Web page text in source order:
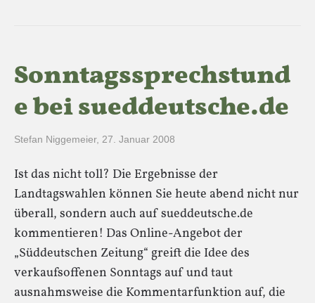
Sonntagssprechstund
e bei sueddeutsche.de
Stefan Niggemeier, 27. Januar 2008
Ist das nicht toll? Die Ergebnisse der
Landtagswahlen können Sie heute abend nicht nur
überall, sondern auch auf sueddeutsche.de
kommentieren! Das Online-Angebot der
„Süddeutschen Zeitung“ greift die Idee des
verkaufsoffenen Sonntags auf und taut
ausnahmsweise die Kommentarfunktion auf, die